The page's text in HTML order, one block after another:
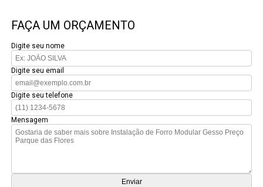
FAÇA UM ORÇAMENTO
Digite seu nome
Digite seu email
Digite seu telefone
Mensagem